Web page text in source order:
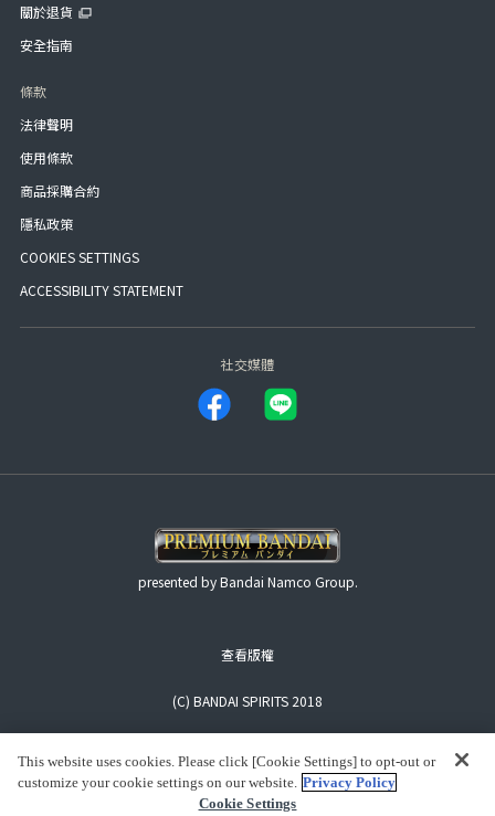
關於退貨
安全指南
條款
法律聲明
使用條款
商品採購合約
隱私政策
COOKIES SETTINGS
ACCESSIBILITY STATEMENT
社交媒體
presented by Bandai Namco Group.
查看版權
(C) BANDAI SPIRITS 2018
This website uses cookies. Please click [Cookie Settings] to opt-out or
customize your cookie settings on our website. Privacy Policy
Cookie Settings